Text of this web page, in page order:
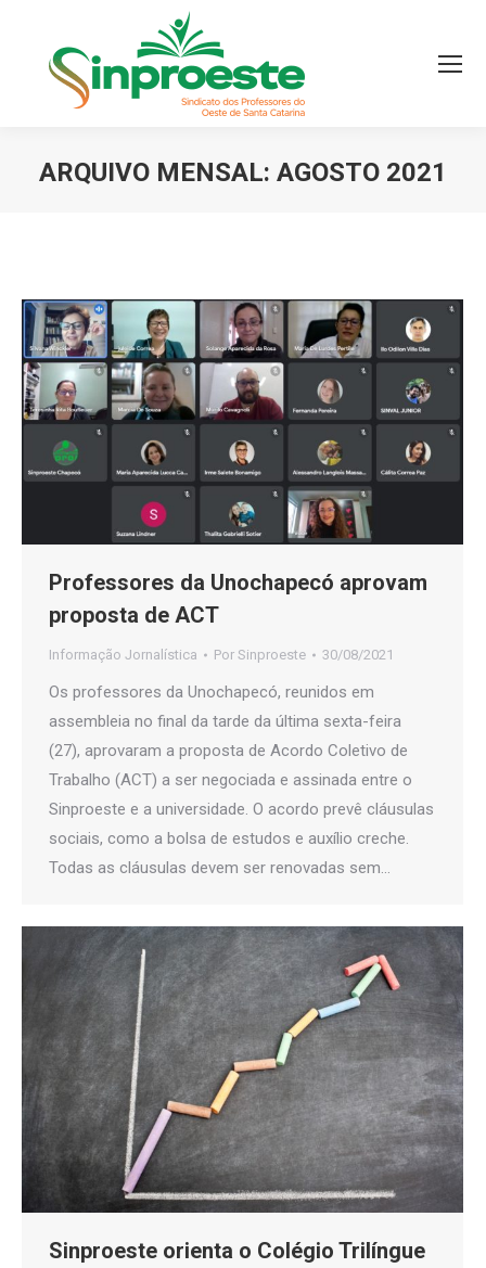
ARQUIVO MENSAL: AGOSTO 2021
Professores da Unochapecó aprovam
proposta de ACT
Informação Jornalística Por Sinproeste 30/08/2021
Os professores da Unochapecó, reunidos em
assembleia no final da tarde da última sexta-feira
(27), aprovaram a proposta de Acordo Coletivo de
Trabalho (ACT) a ser negociada e assinada entre o
Sinproeste e a universidade. O acordo prevê cláusulas
sociais, como a bolsa de estudos e auxílio creche.
Todas as cláusulas devem ser renovadas sem…
Sinproeste orienta o Colégio Trilíngue